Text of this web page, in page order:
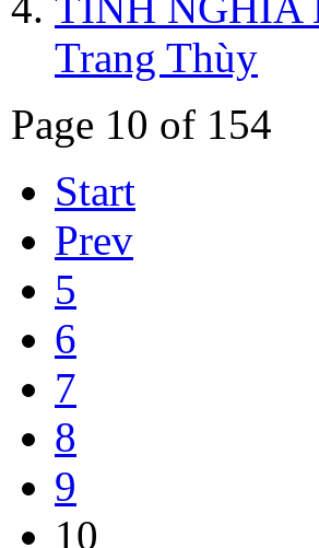
Trang Thùy
Page 10 of 154
Start
Prev
5
6
7
8
9
10